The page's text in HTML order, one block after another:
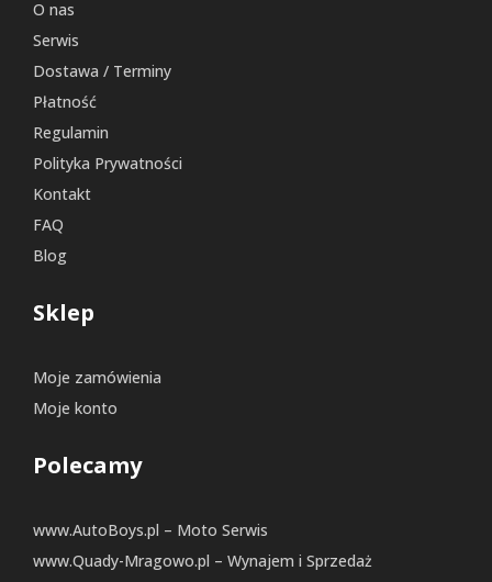
O nas
Serwis
Dostawa / Terminy
Płatność
Regulamin
Polityka Prywatności
Kontakt
FAQ
Blog
Sklep
Moje zamówienia
Moje konto
Polecamy
www.AutoBoys.pl – Moto Serwis
www.Quady-Mragowo.pl – Wynajem i Sprzedaż